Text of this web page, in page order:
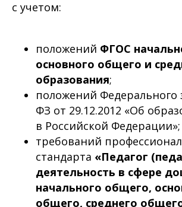
с учетом:
положений ФГОС
основного общего и
образования;
положений Федерального
ФЗ от 29.12.2012 «Об
в Российской Федерации»;
требований
стандарта «Педагог
деятельность в сфере
начального общего,
общего, среднего